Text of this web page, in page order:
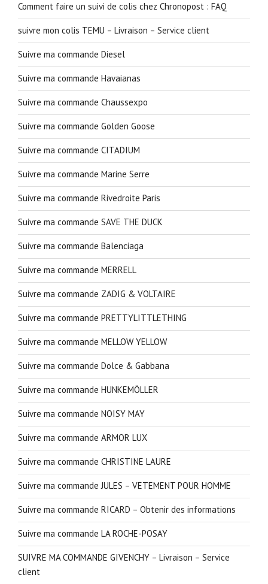
Comment faire un suivi de colis chez Chronopost : FAQ
suivre mon colis TEMU – Livraison – Service client
Suivre ma commande Diesel
Suivre ma commande Havaianas
Suivre ma commande Chaussexpo
Suivre ma commande Golden Goose
Suivre ma commande CITADIUM
Suivre ma commande Marine Serre
Suivre ma commande Rivedroite Paris
Suivre ma commande SAVE THE DUCK
Suivre ma commande Balenciaga
Suivre ma commande MERRELL
Suivre ma commande ZADIG & VOLTAIRE
Suivre ma commande PRETTYLITTLETHING
Suivre ma commande MELLOW YELLOW
Suivre ma commande Dolce & Gabbana
Suivre ma commande HUNKEMÖLLER
Suivre ma commande NOISY MAY
Suivre ma commande ARMOR LUX
Suivre ma commande CHRISTINE LAURE
Suivre ma commande JULES – VETEMENT POUR HOMME
Suivre ma commande RICARD – Obtenir des informations
Suivre ma commande LA ROCHE-POSAY
SUIVRE MA COMMANDE GIVENCHY – Livraison – Service
client